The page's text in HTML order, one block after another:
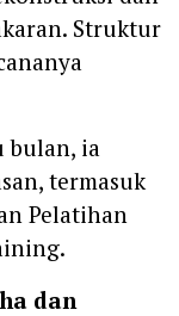
Struktur
bulan, ia
termasuk
Pelatihan
dan